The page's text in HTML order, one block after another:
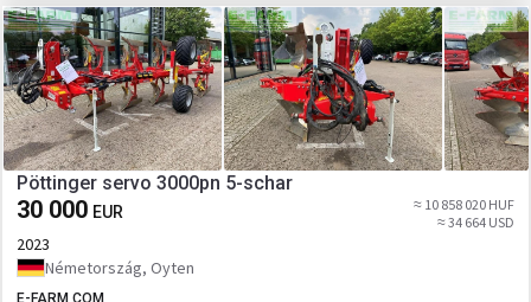
Pöttinger servo 3000pn 5-schar
30 000 EUR
≈ 10 858 020 HUF
≈ 34 664 USD
2023
Németország, Oyten
E-FARM COM